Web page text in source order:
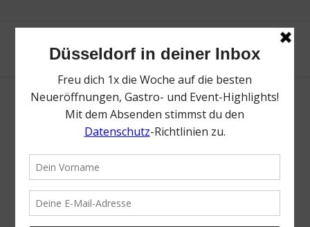
Brasserie Stadthaus | Top Restaurants für
Magazin | Mr. Düsseldorf | Foto: Brasserie
Stadthaus
21. Februar 2022